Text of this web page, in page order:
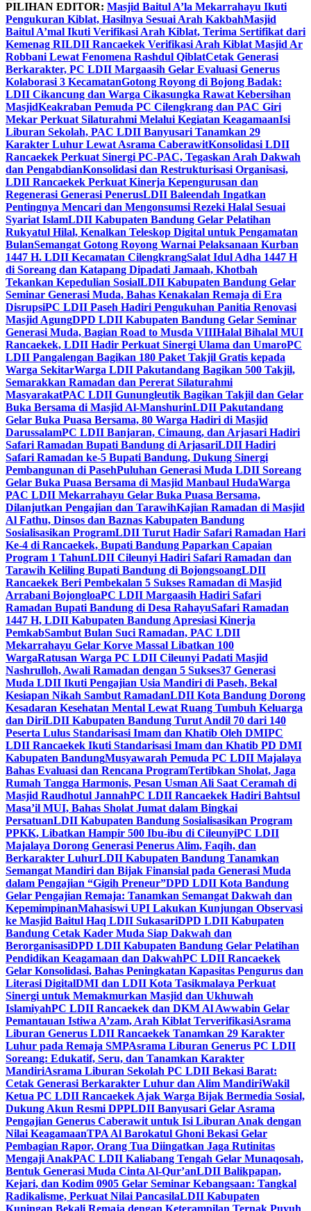
PILIHAN EDITOR: Masjid Baitul A’la Mekarrahayu Ikuti
Pengukuran Kiblat, Hasilnya Sesuai Arah KakbahMasjid
Baitul A’mal Ikuti Verifikasi Arah Kiblat, Terima Sertifikat dari
Kemenag RILDII Rancaekek Verifikasi Arah Kiblat Masjid Ar
Robbani Lewat Fenomena Rashdul QiblatCetak Generasi
Berkarakter, PC LDII Margaasih Gelar Evaluasi Generus
Kolaborasi 3 KecamatanGotong Royong di Bojong Badak:
LDII Cikancung dan Warga Cikasungka Rawat Kebersihan
MasjidKeakraban Pemuda PC Cilengkrang dan PAC Giri
Mekar Perkuat Silaturahmi Melalui Kegiatan KeagamaanIsi
Liburan Sekolah, PAC LDII Banyusari Tanamkan 29
Karakter Luhur Lewat Asrama CaberawitKonsolidasi LDII
Rancaekek Perkuat Sinergi PC-PAC, Tegaskan Arah Dakwah
dan PengabdianKonsolidasi dan Restrukturisasi Organisasi,
LDII Rancaekek Perkuat Kinerja Kepengurusan dan
Regenerasi Generasi PenerusLDII Baleendah Ingatkan
Pentingnya Mencari dan Mengonsumsi Rezeki Halal Sesuai
Syariat IslamLDII Kabupaten Bandung Gelar Pelatihan
Rukyatul Hilal, Kenalkan Teleskop Digital untuk Pengamatan
BulanSemangat Gotong Royong Warnai Pelaksanaan Kurban
1447 H. LDII Kecamatan CilengkrangSalat Idul Adha 1447 H
di Soreang dan Katapang Dipadati Jamaah, Khotbah
Tekankan Kepedulian SosialLDII Kabupaten Bandung Gelar
Seminar Generasi Muda, Bahas Kenakalan Remaja di Era
DisrupsiPC LDII Paseh Hadiri Pengukuhan Panitia Renovasi
Masjid AgungDPD LDII Kabupaten Bandung Gelar Seminar
Generasi Muda, Bagian Road to Musda VIIIHalal Bihalal MUI
Rancaekek, LDII Hadir Perkuat Sinergi Ulama dan UmaroPC
LDII Pangalengan Bagikan 180 Paket Takjil Gratis kepada
Warga SekitarWarga LDII Pakutandang Bagikan 500 Takjil,
Semarakkan Ramadan dan Pererat Silaturahmi
MasyarakatPAC LDII Gunungleutik Bagikan Takjil dan Gelar
Buka Bersama di Masjid Al-ManshurinLDII Pakutandang
Gelar Buka Puasa Bersama, 80 Warga Hadiri di Masjid
DarussalamPC LDII Banjaran, Cimaung, dan Arjasari Hadiri
Safari Ramadan Bupati Bandung di ArjasariLDII Hadiri
Safari Ramadan ke-5 Bupati Bandung, Dukung Sinergi
Pembangunan di PasehPuluhan Generasi Muda LDII Soreang
Gelar Buka Puasa Bersama di Masjid Manbaul HudaWarga
PAC LDII Mekarrahayu Gelar Buka Puasa Bersama,
Dilanjutkan Pengajian dan TarawihKajian Ramadan di Masjid
Al Fathu, Dinsos dan Baznas Kabupaten Bandung
Sosialisasikan ProgramLDII Turut Hadir Safari Ramadan Hari
Ke-4 di Rancaekek, Bupati Bandung Paparkan Capaian
Program 1 TahunLDII Cileunyi Hadiri Safari Ramadan dan
Tarawih Keliling Bupati Bandung di BojongsoangLDII
Rancaekek Beri Pembekalan 5 Sukses Ramadan di Masjid
Arrabani BojongloaPC LDII Margaasih Hadiri Safari
Ramadan Bupati Bandung di Desa RahayuSafari Ramadan
1447 H, LDII Kabupaten Bandung Apresiasi Kinerja
PemkabSambut Bulan Suci Ramadan, PAC LDII
Mekarrahayu Gelar Korve Massal Libatkan 100
WargaRatusan Warga PC LDII Cileunyi Padati Masjid
Nashrulloh, Awali Ramadan dengan 5 Sukses37 Generasi
Muda LDII Ikuti Pengajian Usia Mandiri di Paseh, Bekal
Kesiapan Nikah Sambut RamadanLDII Kota Bandung Dorong
Kesadaran Kesehatan Mental Lewat Ruang Tumbuh Keluarga
dan DiriLDII Kabupaten Bandung Turut Andil 70 dari 140
Peserta Lulus Standarisasi Imam dan Khatib Oleh DMIPC
LDII Rancaekek Ikuti Standarisasi Imam dan Khatib PD DMI
Kabupaten BandungMusyawarah Pemuda PC LDII Majalaya
Bahas Evaluasi dan Rencana ProgramTertibkan Sholat, Jaga
Rumah Tangga Harmonis, Pesan Usman Ali Saat Ceramah di
Masjid Raudhotul JannahPC LDII Rancaekek Hadiri Bahtsul
Masa’il MUI, Bahas Sholat Jumat dalam Bingkai
PersatuanLDII Kabupaten Bandung Sosialisasikan Program
PPKK, Libatkan Hampir 500 Ibu-ibu di CileunyiPC LDII
Majalaya Dorong Generasi Penerus Alim, Faqih, dan
Berkarakter LuhurLDII Kabupaten Bandung Tanamkan
Semangat Mandiri dan Bijak Finansial pada Generasi Muda
dalam Pengajian “Gigih Preneur”DPD LDII Kota Bandung
Gelar Pengajian Remaja: Tanamkan Semangat Dakwah dan
KepemimpinanMahasiswi UPI Lakukan Kunjungan Observasi
ke Masjid Baitul Haq LDII SukasariDPD LDII Kabupaten
Bandung Cetak Kader Muda Siap Dakwah dan
BerorganisasiDPD LDII Kabupaten Bandung Gelar Pelatihan
Pendidikan Keagamaan dan DakwahPC LDII Rancaekek
Gelar Konsolidasi, Bahas Peningkatan Kapasitas Pengurus dan
Literasi DigitalDMI dan LDII Kota Tasikmalaya Perkuat
Sinergi untuk Memakmurkan Masjid dan Ukhuwah
IslamiyahPC LDII Rancaekek dan DKM Al Awwabin Gelar
Pemantauan Istiwa A’zam, Arah Kiblat TerverifikasiAsrama
Liburan Generus LDII Rancaekek Tanamkan 29 Karakter
Luhur pada Remaja SMPAsrama Liburan Generus PC LDII
Soreang: Edukatif, Seru, dan Tanamkan Karakter
MandiriAsrama Liburan Sekolah PC LDII Bekasi Barat:
Cetak Generasi Berkarakter Luhur dan Alim MandiriWakil
Ketua PC LDII Rancaekek Ajak Warga Bijak Bermedia Sosial,
Dukung Akun Resmi DPPLDII Banyusari Gelar Asrama
Pengajian Generus Caberawit untuk Isi Liburan Anak dengan
Nilai KeagamaanTPA Al Barokatul Ghoni Bekasi Gelar
Pembagian Rapor, Orang Tua Diingatkan Jaga Rutinitas
Mengaji AnakPAC LDII Kaliabang Tengah Gelar Munaqosah,
Bentuk Generasi Muda Cinta Al-Qur’anLDII Balikpapan,
Kejari, dan Kodim 0905 Gelar Seminar Kebangsaan: Tangkal
Radikalisme, Perkuat Nilai PancasilaLDII Kabupaten